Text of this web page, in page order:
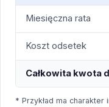
Miesięczna rata
Koszt odsetek
Całkowita kwota
* Przykład ma charakter